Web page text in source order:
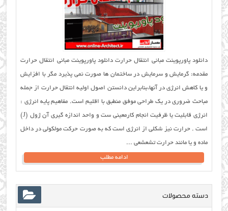
دانلود پاورپوینت مبانی انتقال حرارت دانلود پاورپوینت مبانی انتقال حرارت
مقدمه: گرمایش و سرمایش در ساختمان ها صورت نمی پذیرد مگر با افزایش
و یا کاهش انرژی در آنها،بنابراین دانستن اصول اولیه انتقال حرارت از جمله
مباحث ضروری در یک طراحی موفق منطبق با اقلیم است. مفاهیم پایه انرژی :
انرژی قابلیت یا ظرفیت انجام کارمعینی ست و واحد اندازه گیری آن ژول (J)
است . حرارت نیز شکلی از انرژی است که به صورت حرکت مولکولی در داخل
ماده و یا مانند حرارت تشعشعی ...
ادامه مطلب
دسته محصولات